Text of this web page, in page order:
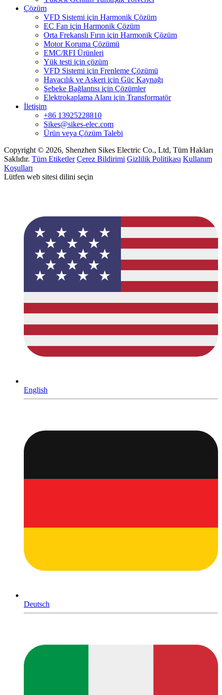
Çözüm
VFD Sistemi için Harmonik Çözüm
EC Fan için Harmonik Çözüm
Orta Frekanslı Fırın için Harmonik Çözüm
Motor Koruma Çözümü
EMC/RFI Ürünleri
Yük testi için çözüm
VFD Sistemi için Frenleme Çözümü
Havacılık ve Askeri için Güç Kaynağı
Şebeke Bağlantısı için Çözümler
Elektrokaplama Alanı için Transformatör
İletişim
+86 13925228810
Sikes@sikes-elec.com
Ürün veya Çözüm Talebi
Copyright © 2026, Shenzhen Sikes Electric Co., Ltd, Tüm Hakları
Saklıdır. Tüm Etiketler Çerez Bildirimi Gizlilik Politikası Kullanım
Koşulları
Lütfen web sitesi dilini seçin
English
Deutsch